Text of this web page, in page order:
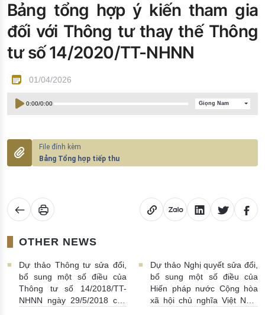
Đào tạo ISO
Bảng tổng hợp ý kiến tham gia
đối với Thông tư thay thế Thông
tư số 14/2020/TT-NHNN
01/04/2026
0:00/0:00 Giọng Nam
Bảng Tổng hợp tiếp thu
OTHER NEWS
Dự thảo Thông tư sửa đổi,
bổ sung một số điều của
Thông tư số 14/2018/TT-
NHNN ngày 29/5/2018 của
Dự thảo Nghị quyết sửa đổi,
bổ sung một số điều của
Hiến pháp nước Cộng hòa
xã hội chủ nghĩa Việt Nam